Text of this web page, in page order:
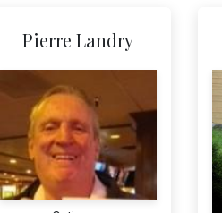
Pierre Landry